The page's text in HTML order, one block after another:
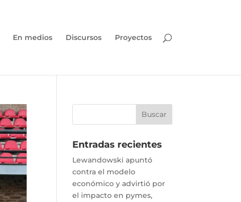
En medios Discursos Proyectos
Entradas recientes
Lewandowski apuntó
contra el modelo
económico y advirtió por
el impacto en pymes,